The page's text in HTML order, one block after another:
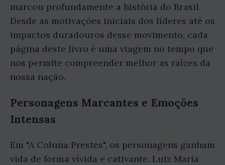
marcou profundamente a história do Brasil.
Desde as motivações iniciais dos líderes até os
impactos duradouros desse movimento, cada
página deste livro é uma viagem no tempo que
nos permite compreender melhor as raízes da
nossa nação.
Personagens Marcantes e Emoções
Intensas
Em "A Coluna Prestes", os personagens ganham
vida de forma vívida e cativante. Luiz Maria